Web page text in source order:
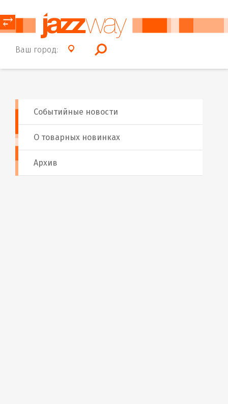
Ваш город:
⥂
Событийные новости
О товарных новинках
Архив